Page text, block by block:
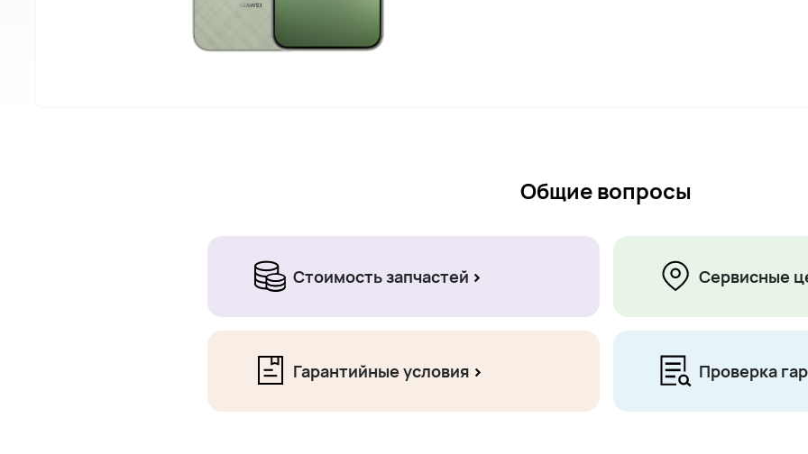
Общие вопросы
Стоимость запчастей Сервисные
Гарантийные условия Проверка